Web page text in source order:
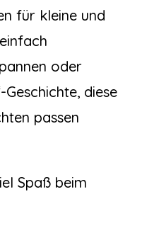
für kleine und
oder
diese
passen
Spaß beim